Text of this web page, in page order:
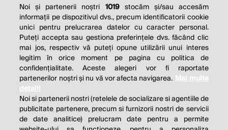
Noi și partenerii noștri 1019stocăm și/sau accesăm
informații pe dispozitivul dvs., precum identificatorii cookie
unici pentru prelucrarea datelor cu caracter personal.
Puteți accepta sau gestiona preferințele dvs. făcând clic
mai jos, respectiv vă puteți opune utilizării unui interes
legitim în orice moment pe pagina cu politica de
confidențialitate. Aceste alegeri vor fi raportate
partenerilor noștri și nu vă vor afecta navigarea. Mai multe
detalii
Noi si partenerii nostri (retelele de socializare si agentiile de
publicitate partenere, precum si furnizorii nostri de servicii
de date analitice) prelucram date pentru a permite